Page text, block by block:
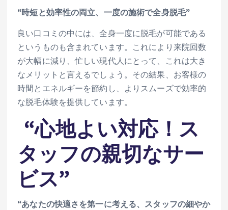
“時短と効率性の両立、一度の施術で全身脱毛”
良い口コミの中には、全身一度に脱毛が可能である
というものも含まれています。これにより来院回数
が大幅に減り、忙しい現代人にとって、これは大き
なメリットと言えるでしょう。その結果、お客様の
時間とエネルギーを節約し、よりスムーズで効率的
な脱毛体験を提供しています。
“心地よい対応！ス
タッフの親切なサー
ビス”
“あなたの快適さを第一に考える、スタッフの細やか